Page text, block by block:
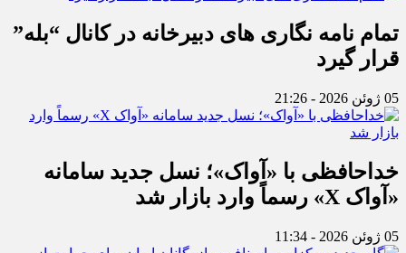
تمام نامه نگاری های دبیرخانه در کانال “بله”
قرار گیرد
05 ژوئن 2026 - 21:26
خداحافظی با «آواک»؛ نسل جدید سامانه
«آواک X» رسماً وارد بازار شد
05 ژوئن 2026 - 11:34